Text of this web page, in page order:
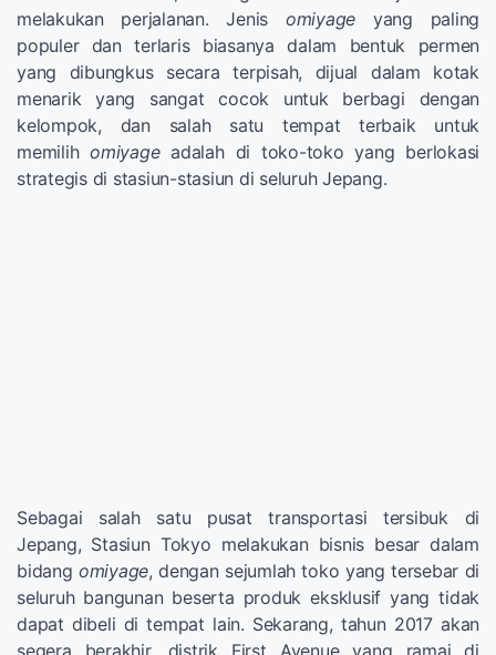
melakukan perjalanan. Jenis omiyage yang paling
populer dan terlaris biasanya dalam bentuk permen
yang dibungkus secara terpisah, dijual dalam kotak
menarik yang sangat cocok untuk berbagi dengan
kelompok, dan salah satu tempat terbaik untuk
memilihomiyageadalah di toko-toko yang berlokasi
strategis di stasiun-stasiun di seluruh Jepang.
Sebagai salah satu pusat transportasi tersibuk di
Jepang, Stasiun Tokyo melakukan bisnis besar dalam
bidang omiyage, dengan sejumlah toko yang tersebar di
seluruh bangunan beserta produk eksklusif yang tidak
dapat dibeli di tempat lain. Sekarang, tahun 2017 akan
segera berakhir, distrik First Avenue yang ramai di